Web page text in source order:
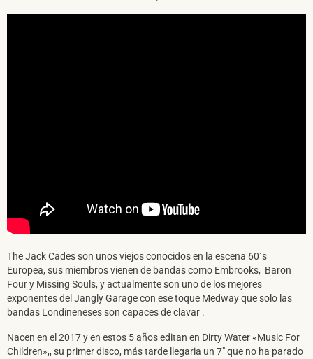
The Jack Cades son unos viejos conocidos en la escena 60´s
Europea, sus miembros vienen de bandas como Embrooks, Baron
Four y Missing Souls, y actualmente son uno de los mejores
exponentes del Jangly Garage con ese toque Medway que solo las
bandas Londineneses son capaces de clavar .
Nacen en el 2017 y en estos 5 años editan en Dirty Water «Music For
Children»,, su primer disco, más tarde llegaria un 7″ que no ha parado